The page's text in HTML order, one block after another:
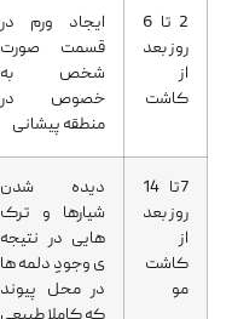
2 تا 6
روز بعد
از
کاشت
ایجاد ورم در
قسمت صورت
شخص به
خصوص در
منطقه پیشانی
7تا 14
روز بعد
از
کاشت
مو
دیده شدن
شیارها و ترک
هایی در نتیجه
ی وجودِ دلمه ها
در محل پیوند